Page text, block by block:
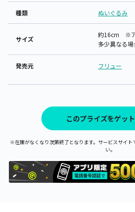
種類 ぬいぐるみ
サイズ
約16cm ※ア
多少異なる場
発売元 フリュー
このプライズをゲッ
※在庫がなくなり次第終了となります。サービスサイト
い。